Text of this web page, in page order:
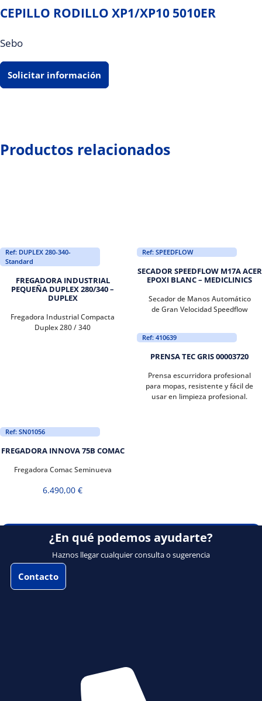
CEPILLO RODILLO XP1/XP10 5010ER
Sebo
Solicitar información
Productos relacionados
Ref: DUPLEX 280-340-
Standard
FREGADORA INDUSTRIAL
PEQUEÑA DUPLEX 280/340 –
DUPLEX
Fregadora Industrial Compacta
Duplex 280 / 340
Ref: SPEEDFLOW
SECADOR SPEEDFLOW M17A ACER
EPOXI BLANC – MEDICLINICS
Secador de Manos Automático
de Gran Velocidad Speedflow
Ref: SN01056
FREGADORA INNOVA 75B COMAC
Fregadora Comac Seminueva
6.490,00 €
Ref: 410639
PRENSA TEC GRIS 00003720
Prensa escurridora profesional
para mopas, resistente y fácil de
usar en limpieza profesional.
¿En qué podemos ayudarte?
Haznos llegar cualquier consulta o sugerencia
Contacto